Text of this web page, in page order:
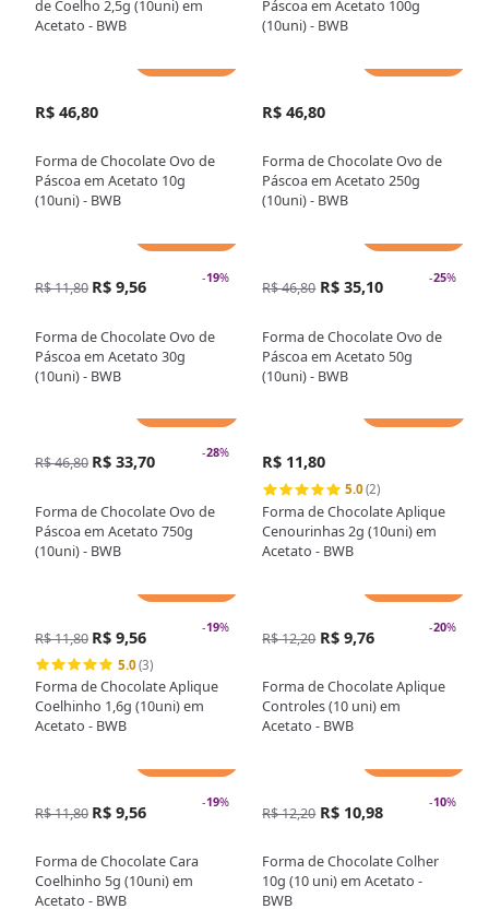
de Coelho 2,5g (10uni) em
Acetato - BWB
Páscoa em Acetato 100g
(10uni) - BWB
R$ 46,80
Forma de Chocolate Ovo de
Páscoa em Acetato 10g
(10uni) - BWB
R$ 46,80
Forma de Chocolate Ovo de
Páscoa em Acetato 250g
(10uni) - BWB
-19%
R$ 11,80 R$ 9,56
Forma de Chocolate Ovo de
Páscoa em Acetato 30g
(10uni) - BWB
-25%
R$ 46,80 R$ 35,10
Forma de Chocolate Ovo de
Páscoa em Acetato 50g
(10uni) - BWB
-28%
R$ 46,80 R$ 33,70
Forma de Chocolate Ovo de
Páscoa em Acetato 750g
(10uni) - BWB
R$ 11,80
5.0(2)
Forma de Chocolate Aplique
Cenourinhas 2g (10uni) em
Acetato - BWB
-19%
R$ 11,80 R$ 9,56
5.0(3)
Forma de Chocolate Aplique
Coelhinho 1,6g (10uni) em
Acetato - BWB
-20%
R$ 12,20 R$ 9,76
Forma de Chocolate Aplique
Controles (10 uni) em
Acetato - BWB
-19%
R$ 11,80 R$ 9,56
Forma de Chocolate Cara
Coelhinho 5g (10uni) em
Acetato - BWB
-10%
R$ 12,20 R$ 10,98
Forma de Chocolate Colher
10g (10 uni) em Acetato -
BWB